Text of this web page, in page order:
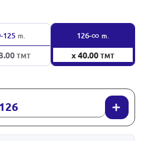
125 m.
TMT
126-∞ m.
x 40.00TMT